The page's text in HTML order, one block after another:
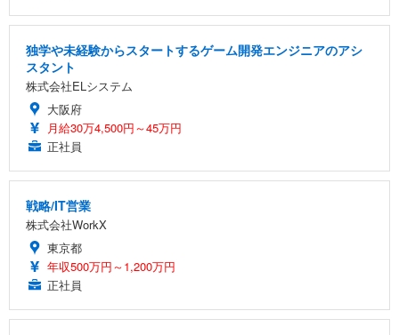
独学や未経験からスタートするゲーム開発エンジニアのアシ
スタント
株式会社ELシステム
大阪府
月給30万4,500円～45万円
正社員
戦略/IT営業
株式会社WorkX
東京都
年収500万円～1,200万円
正社員